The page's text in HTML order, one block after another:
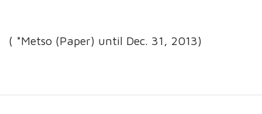
( *Metso (Paper) until Dec. 31, 2013)